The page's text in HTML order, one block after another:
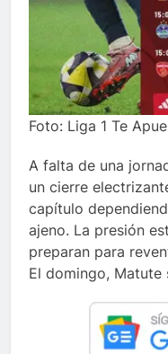
Foto: Liga 1 Te
A falta de una
un cierre
capítulo
ajeno. La presión
preparan para
El domingo, Matute